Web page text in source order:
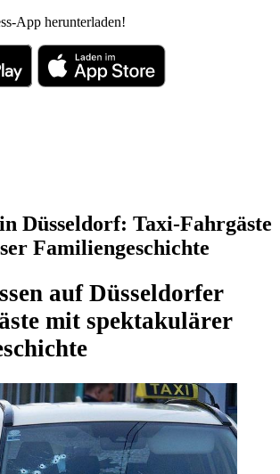
App herunterladen!
in Düsseldorf: Taxi-Fahrgäste
Familiengeschichte
auf Düsseldorfer
mit spektakulärer